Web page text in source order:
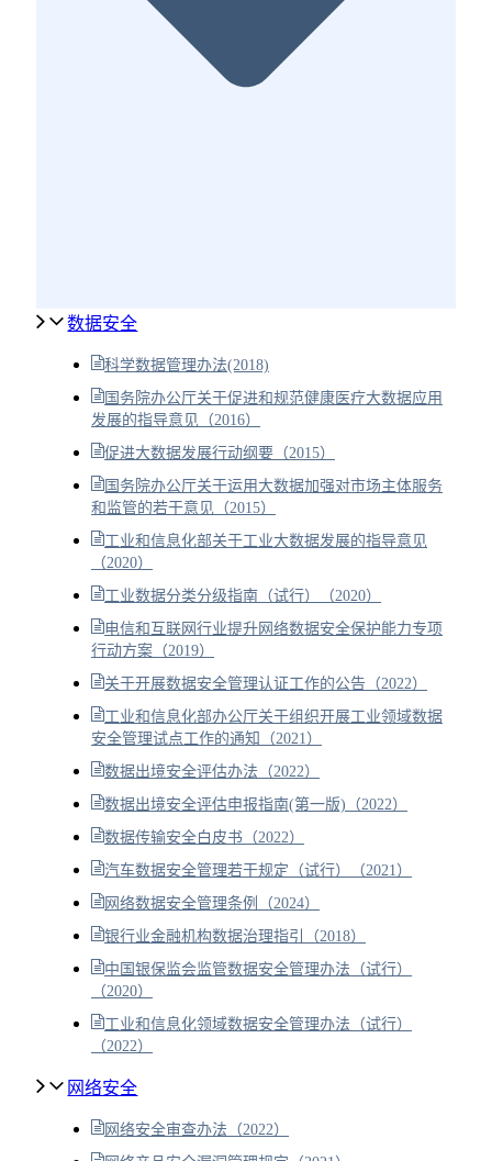
数据安全
科学数据管理办法(2018)
国务院办公厅关于促进和规范健康医疗大数据应用
发展的指导意见（2016）
促进大数据发展行动纲要（2015）
国务院办公厅关于运用大数据加强对市场主体服务
和监管的若干意见（2015）
工业和信息化部关于工业大数据发展的指导意见
（2020）
工业数据分类分级指南（试行）（2020）
电信和互联网行业提升网络数据安全保护能力专项
行动方案（2019）
关于开展数据安全管理认证工作的公告（2022）
工业和信息化部办公厅关于组织开展工业领域数据
安全管理试点工作的通知（2021）
数据出境安全评估办法（2022）
数据出境安全评估申报指南(第一版)（2022）
数据传输安全白皮书（2022）
汽车数据安全管理若干规定（试行）（2021）
网络数据安全管理条例（2024）
银行业金融机构数据治理指引（2018）
中国银保监会监管数据安全管理办法（试行）
（2020）
工业和信息化领域数据安全管理办法（试行）
（2022）
网络安全
网络安全审查办法（2022）